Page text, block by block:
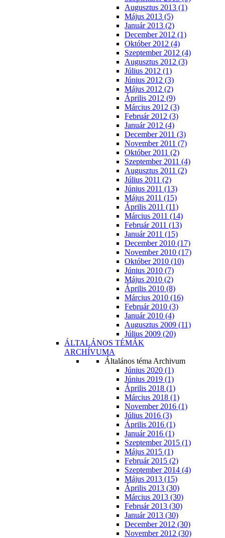
Augusztus 2013 (1)
Május 2013 (5)
Január 2013 (2)
December 2012 (1)
Október 2012 (4)
Szeptember 2012 (4)
Augusztus 2012 (3)
Július 2012 (1)
Június 2012 (3)
Május 2012 (2)
Április 2012 (9)
Március 2012 (3)
Február 2012 (3)
Január 2012 (4)
December 2011 (3)
November 2011 (7)
Október 2011 (2)
Szeptember 2011 (4)
Augusztus 2011 (2)
Július 2011 (2)
Június 2011 (13)
Május 2011 (15)
Április 2011 (11)
Március 2011 (14)
Február 2011 (13)
Január 2011 (15)
December 2010 (17)
November 2010 (17)
Október 2010 (10)
Június 2010 (7)
Május 2010 (2)
Április 2010 (8)
Március 2010 (16)
Február 2010 (3)
Január 2010 (4)
Augusztus 2009 (11)
Július 2009 (20)
ÁLTALÁNOS TÉMÁK
ARCHÍVUMA
Általános téma Archivum
Június 2020 (1)
Június 2019 (1)
Április 2018 (1)
Március 2018 (1)
November 2016 (1)
Július 2016 (3)
Április 2016 (1)
Január 2016 (1)
Szeptember 2015 (1)
Május 2015 (1)
Február 2015 (2)
Szeptember 2014 (4)
Május 2013 (15)
Április 2013 (30)
Március 2013 (30)
Február 2013 (30)
Január 2013 (30)
December 2012 (30)
November 2012 (30)